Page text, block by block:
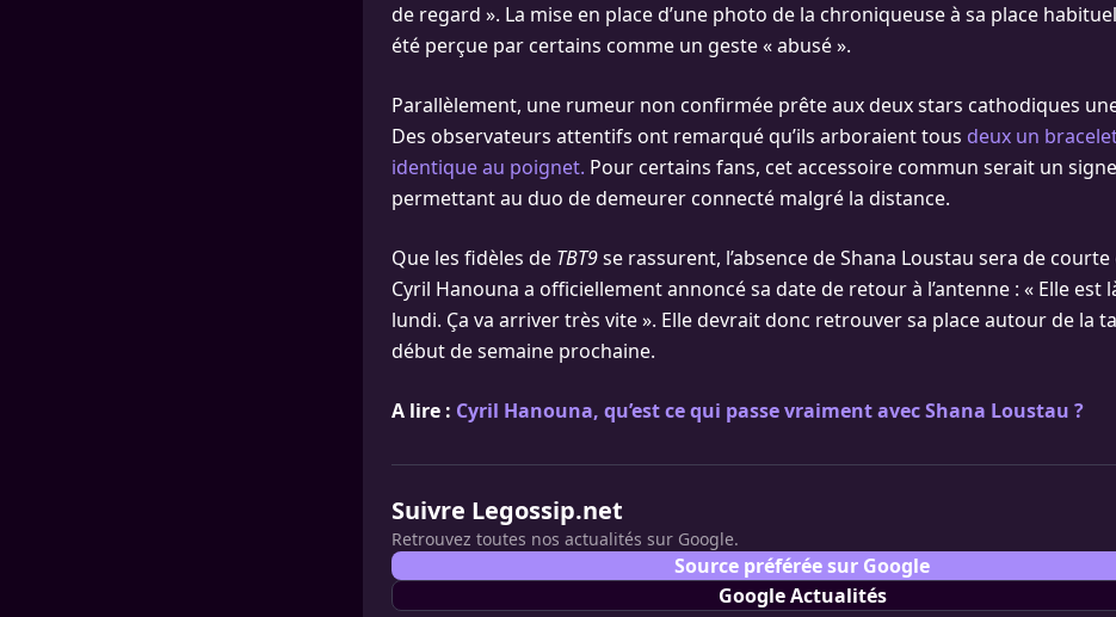
de regard ». La mise en place d’une photo de la chroniqueuse à sa place
été perçue par certains comme un geste « abusé ».
Parallèlement, une rumeur non confirmée prête aux deux stars cathodiques
Des observateurs attentifs ont remarqué qu’ils arboraient tous deux un
identique au poignet. Pour certains fans, cet accessoire commun serait un
permettant au duo de demeurer connecté malgré la distance.
Que les fidèles de TBT9se rassurent, l’absence de Shana Loustau sera de
Cyril Hanouna a officiellement annoncé sa date de retour à l’antenne : « Elle est
lundi. Ça va arriver très vite ». Elle devrait donc retrouver sa place autour de la
début de semaine prochaine.
A lire : Cyril Hanouna, qu’est ce qui passe vraiment avec Shana Loustau ?
Suivre Legossip.net
Retrouvez toutes nos actualités sur Google.
Source préférée sur Google
Google Actualités